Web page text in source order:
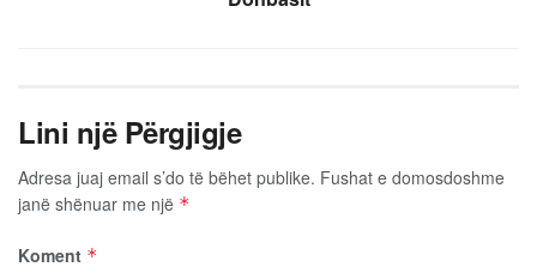
Lini një Përgjigje
Adresa juaj email s’do të bëhet publike. Fushat e domosdoshme
janë shënuar me një *
Koment *